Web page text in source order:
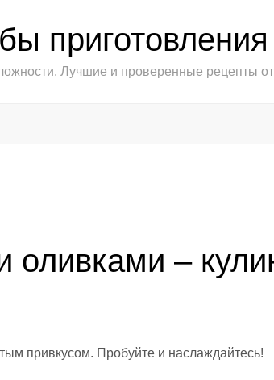
Лучшие и проверенные рецепты
оливками –
привкусом. Пробуйте и наслаждайтесь!